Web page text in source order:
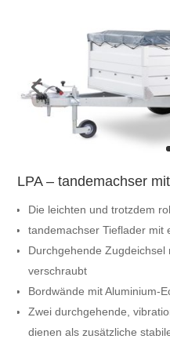
LPA – tandemachser
Die leichten und trotzdem
tandemachser Tieflader mit
Durchgehende
verschraubt
Bordwände mit Aluminium-
Zwei durchgehende,
dienen als zusätzliche